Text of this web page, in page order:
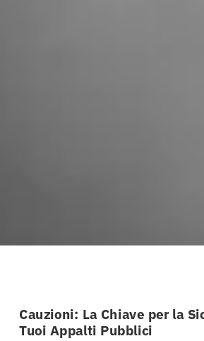
Cauzioni: La Chiave per la
Tuoi Appalti Pubblici